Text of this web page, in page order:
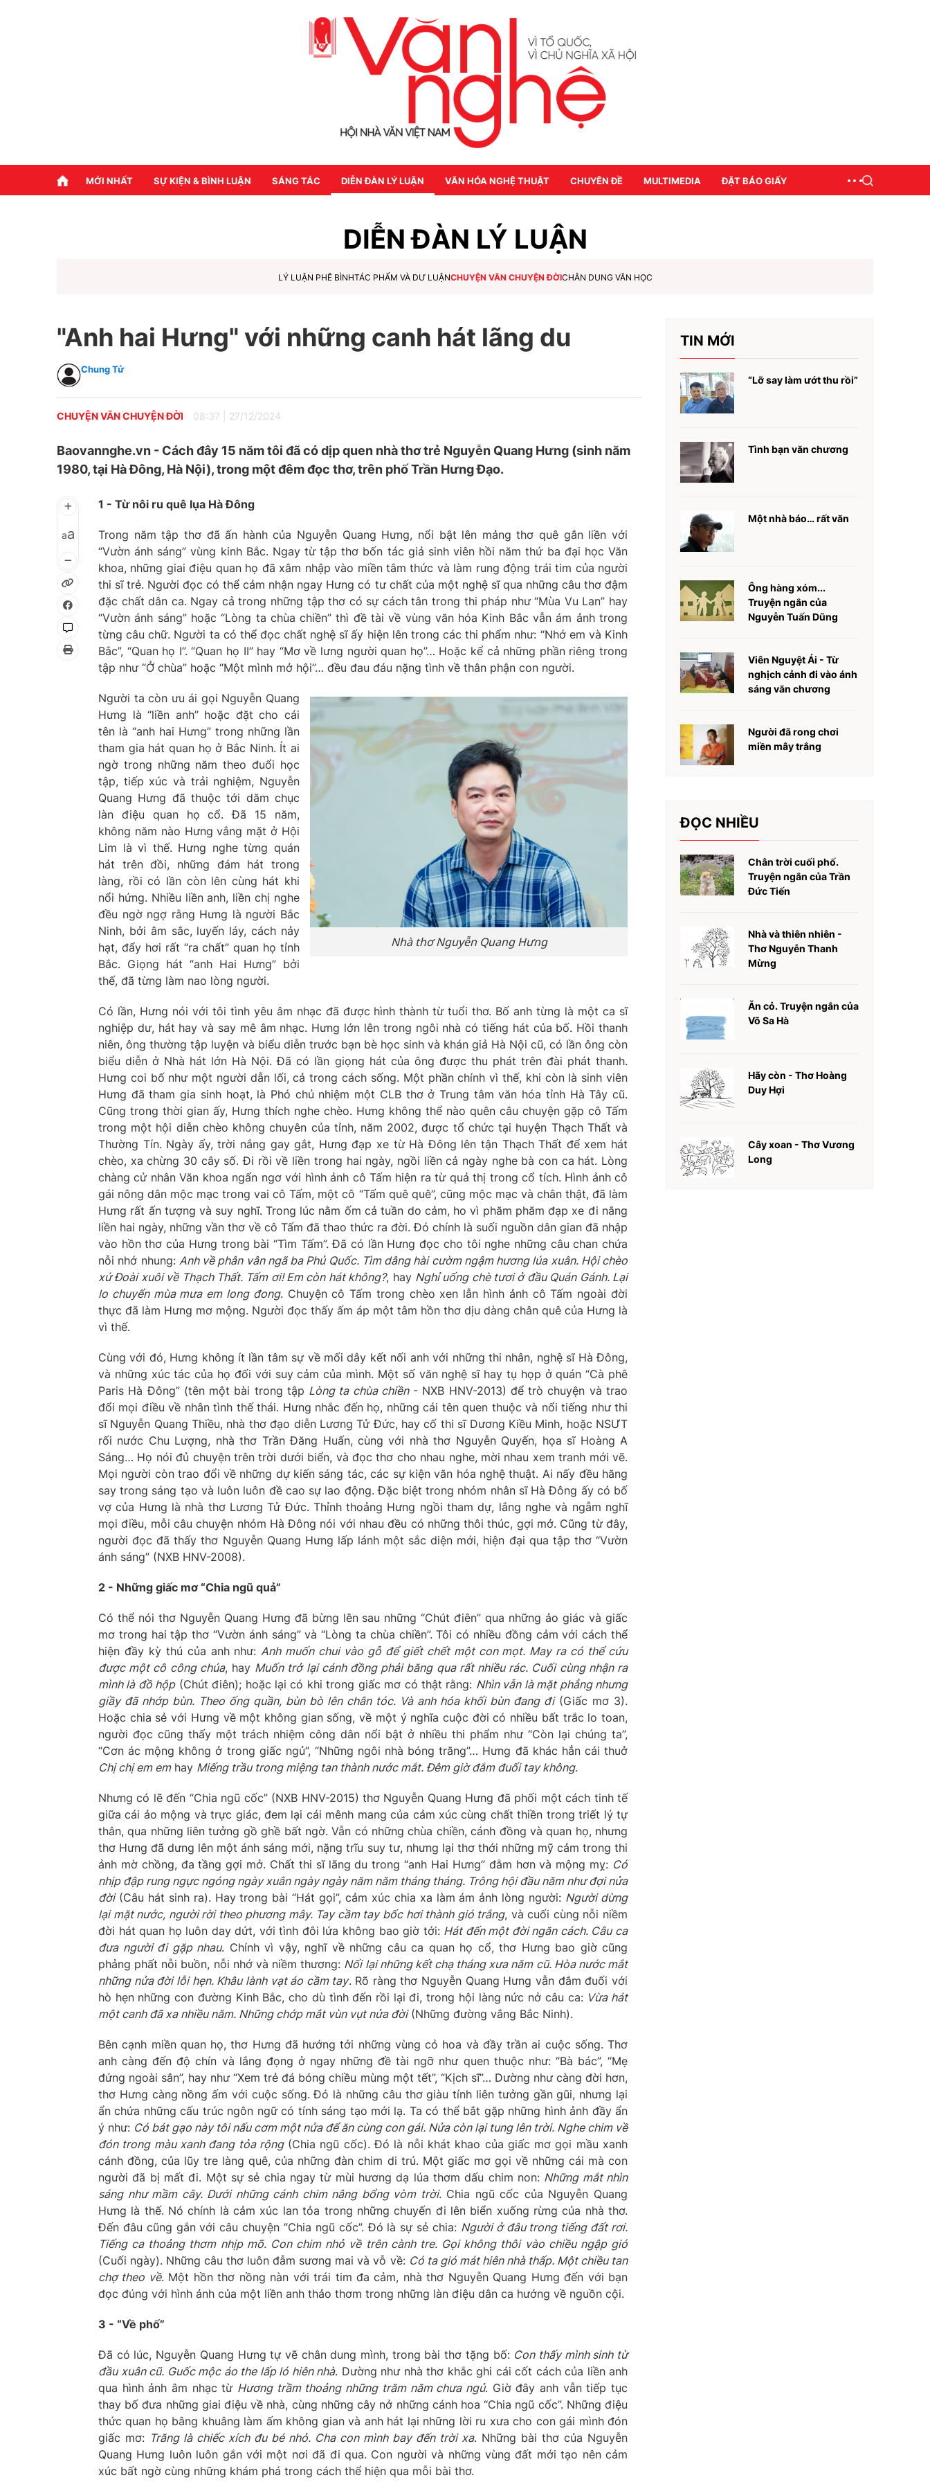
MỚI NHẤT SỰ KIỆN & BÌNH LUẬN SÁNG TÁC DIỄN ĐÀN LÝ LUẬN VĂN HÓA NGHỆ THUẬT CHUYÊN ĐỀ MULTIMEDIA ĐẶT BÁO GIẤY
DIỄN ĐÀN LÝ LUẬN
LÝ LUẬN PHÊ BÌNHTÁC PHẨM VÀ DƯ LUẬNCHUYỆN VĂN CHUYỆN ĐỜICHÂN DUNG VĂN HỌC
"Anh hai Hưng" với những canh hát lãng du
Chung Tử
CHUYỆN VĂN CHUYỆN ĐỜI 08:37 27/12/2024
Baovannghe.vn - Cách đây 15 năm tôi đã có dịp quen nhà thơ trẻ Nguyễn Quang Hưng (sinh năm
1980, tại Hà Đông, Hà Nội), trong một đêm đọc thơ, trên phố Trần Hưng Đạo.
aa
1 - Từ nôi ru quê lụa Hà Đông
Trong năm tập thơ đã ấn hành của Nguyễn Quang Hưng, nổi bật lên mảng thơ quê gắn liền với
“Vườn ánh sáng” vùng kinh Bắc. Ngay từ tập thơ bốn tác giả sinh viên hồi năm thứ ba đại học Văn
khoa, những giai điệu quan họ đã xâm nhập vào miền tâm thức và làm rung động trái tim của người
thi sĩ trẻ. Người đọc có thể cảm nhận ngay Hưng có tư chất của một nghệ sĩ qua những câu thơ đậm
đặc chất dân ca. Ngay cả trong những tập thơ có sự cách tân trong thi pháp như “Mùa Vu Lan” hay
“Vườn ánh sáng” hoặc “Lòng ta chùa chiền” thì đề tài về vùng văn hóa Kinh Bắc vẫn ám ảnh trong
từng câu chữ. Người ta có thể đọc chất nghệ sĩ ấy hiện lên trong các thi phẩm như: “Nhớ em và Kinh
Bắc”, “Quan họ I”. “Quan họ II” hay “Mơ về lưng người quan họ”… Hoặc kể cả những phần riêng trong
tập như “Ở chùa” hoặc “Một mình mở hội”… đều đau đáu nặng tình về thân phận con người.
Nhà thơ Nguyễn Quang Hưng
Người ta còn ưu ái gọi Nguyễn Quang
Hưng là “liền anh” hoặc đặt cho cái
tên là “anh hai Hưng” trong những lần
tham gia hát quan họ ở Bắc Ninh. Ít ai
ngờ trong những năm theo đuổi học
tập, tiếp xúc và trải nghiệm, Nguyễn
Quang Hưng đã thuộc tới dăm chục
làn điệu quan họ cổ. Đã 15 năm,
không năm nào Hưng vắng mặt ở Hội
Lim là vì thế. Hưng nghe từng quán
hát trên đồi, những đám hát trong
làng, rồi có lần còn lên cùng hát khi
nổi hứng. Nhiều liền anh, liền chị nghe
đều ngờ ngợ rằng Hưng là người Bắc
Ninh, bởi âm sắc, luyến láy, cách nảy
hạt, đẩy hơi rất “ra chất” quan họ tỉnh
Bắc. Giọng hát “anh Hai Hưng” bởi
thế, đã từng làm nao lòng người.
Có lần, Hưng nói với tôi tình yêu âm nhạc đã được hình thành từ tuổi thơ. Bố anh từng là một ca sĩ
nghiệp dư, hát hay và say mê âm nhạc. Hưng lớn lên trong ngôi nhà có tiếng hát của bố. Hồi thanh
niên, ông thường tập luyện và biểu diễn trước bạn bè học sinh và khán giả Hà Nội cũ, có lần ông còn
biểu diễn ở Nhà hát lớn Hà Nội. Đã có lần giọng hát của ông được thu phát trên đài phát thanh.
Hưng coi bố như một người dẫn lối, cả trong cách sống. Một phần chính vì thế, khi còn là sinh viên
Hưng đã tham gia sinh hoạt, là Phó chủ nhiệm một CLB thơ ở Trung tâm văn hóa tỉnh Hà Tây cũ.
Cũng trong thời gian ấy, Hưng thích nghe chèo. Hưng không thể nào quên câu chuyện gặp cô Tấm
trong một hội diễn chèo không chuyên của tỉnh, năm 2002, được tổ chức tại huyện Thạch Thất và
Thường Tín. Ngày ấy, trời nắng gay gắt, Hưng đạp xe từ Hà Đông lên tận Thạch Thất để xem hát
chèo, xa chừng 30 cây số. Đi rồi về liền trong hai ngày, ngồi liền cả ngày nghe bà con ca hát. Lòng
chàng cử nhân Văn khoa ngẩn ngơ với hình ảnh cô Tấm hiện ra từ quả thị trong cổ tích. Hình ảnh cô
gái nông dân mộc mạc trong vai cô Tấm, một cô “Tấm quê quê”, cũng mộc mạc và chân thật, đã làm
Hưng rất ấn tượng và suy nghĩ. Trong lúc nằm ốm cả tuần do cảm, ho vì phăm phăm đạp xe đi nắng
liền hai ngày, những vần thơ về cô Tấm đã thao thức ra đời. Đó chính là suối nguồn dân gian đã nhập
vào hồn thơ của Hưng trong bài “Tìm Tấm”. Đã có lần Hưng đọc cho tôi nghe những câu chan chứa
nỗi nhớ nhung: Anh về phân vân ngã ba Phủ Quốc. Tìm dâng hài cườm ngậm hương lúa xuân. Hội chèo
xứ Đoài xuôi về Thạch Thất. Tấm ơi! Em còn hát không?, hay Nghỉ uống chè tươi ở đầu Quán Gánh. Lại
lo chuyển mùa mưa em long đong. Chuyện cô Tấm trong chèo xen lẫn hình ảnh cô Tấm ngoài đời
thực đã làm Hưng mơ mộng. Người đọc thấy ấm áp một tâm hồn thơ dịu dàng chân quê của Hưng là
vì thế.
Cùng với đó, Hưng không ít lần tâm sự về mối dây kết nối anh với những thi nhân, nghệ sĩ Hà Đông,
và những xúc tác của họ đối với suy cảm của mình. Một số văn nghệ sĩ hay tụ họp ở quán “Cà phê
Paris Hà Đông” (tên một bài trong tập Lòng ta chùa chiền- NXB HNV-2013) để trò chuyện và trao
đổi mọi điều về nhân tình thế thái. Hưng nhắc đến họ, những cái tên quen thuộc và nổi tiếng như thi
sĩ Nguyễn Quang Thiều, nhà thơ đạo diễn Lương Tử Đức, hay cố thi sĩ Dương Kiều Minh, hoặc NSƯT
rối nước Chu Lượng, nhà thơ Trần Đăng Huấn, cùng với nhà thơ Nguyễn Quyến, họa sĩ Hoàng A
Sáng… Họ nói đủ chuyện trên trời dưới biển, và đọc thơ cho nhau nghe, mời nhau xem tranh mới vẽ.
Mọi người còn trao đổi về những dự kiến sáng tác, các sự kiện văn hóa nghệ thuật. Ai nấy đều hăng
say trong sáng tạo và luôn luôn đề cao sự lao động. Đặc biệt trong nhóm nhân sĩ Hà Đông ấy có bố
vợ của Hưng là nhà thơ Lương Tử Đức. Thỉnh thoảng Hưng ngồi tham dự, lắng nghe và ngẫm nghĩ
mọi điều, mỗi câu chuyện nhóm Hà Đông nói với nhau đều có những thôi thúc, gợi mở. Cũng từ đây,
người đọc đã thấy thơ Nguyễn Quang Hưng lấp lánh một sắc diện mới, hiện đại qua tập thơ “Vườn
ánh sáng” (NXB HNV-2008).
2 - Những giấc mơ “Chia ngũ quả”
Có thể nói thơ Nguyễn Quang Hưng đã bừng lên sau những “Chút điên” qua những ảo giác và giấc
mơ trong hai tập thơ “Vườn ánh sáng” và “Lòng ta chùa chiền”. Tôi có nhiều đồng cảm với cách thể
hiện đầy kỳ thú của anh như:Anh muốn chui vào gỗ để giết chết một con mọt. May ra có thể cứu
được một cô công chúa, hay Muốn trở lại cánh đồng phải băng qua rất nhiều rác. Cuối cùng nhận ra
mình là đồ hộp(Chút điên); hoặc lại có khi trong giấc mơ có thật rằng: Nhìn vẫn là mặt phẳng nhưng
giầy đã nhớp bùn. Theo ống quần, bùn bò lên chân tóc. Và anh hóa khối bùn đang đi(Giấc mơ 3).
Hoặc chia sẻ với Hưng về một không gian sống, về một ý nghĩa cuộc đời có nhiều bất trắc lo toan,
người đọc cũng thấy một trách nhiệm công dân nổi bật ở nhiều thi phẩm như “Còn lại chúng ta”,
“Cơn ác mộng không ở trong giấc ngủ”, “Những ngôi nhà bóng trăng”… Hưng đã khác hẳn cái thuở
Chị chị em emhay Miếng trầu trong miệng tan thành nước mắt. Đêm giờ đắm đuối tay không.
Nhưng có lẽ đến “Chia ngũ cốc” (NXB HNV-2015) thơ Nguyễn Quang Hưng đã phối một cách tinh tế
giữa cái ảo mộng và trực giác, đem lại cái mênh mang của cảm xúc cùng chất thiền trong triết lý tự
thân, qua những liên tưởng gồ ghề bất ngờ. Vẫn có những chùa chiền, cánh đồng và quan họ, nhưng
thơ Hưng đã dưng lên một ánh sáng mới, nặng trĩu suy tư, nhưng lại thơ thới những mỹ cảm trong thi
ảnh mờ chồng, đa tầng gợi mở. Chất thi sĩ lãng du trong “anh Hai Hưng” đằm hơn và mộng mỵ: Có
nhịp đập rung ngực ngóng ngày xuân ngày ngày năm năm tháng tháng. Trông hội đầu năm như đợi nửa
đời(Câu hát sinh ra). Hay trong bài “Hát gọi”, cảm xúc chia xa làm ám ảnh lòng người: Người dừng
lại mặt nước, người rời theo phương mây. Tay cầm tay bốc hơi thành gió trắng, và cuối cùng nỗi niềm
đời hát quan họ luôn day dứt, với tình đôi lứa không bao giờ tới: Hát đến một đời ngăn cách. Câu ca
đưa người đi gặp nhau. Chính vì vậy, nghĩ về những câu ca quan họ cổ, thơ Hưng bao giờ cũng
phảng phất nỗi buồn, nỗi nhớ và niềm thương: Nối lại những kết chạ tháng xưa năm cũ. Hòa nước mắt
những nửa đời lỗi hẹn. Khâu lành vạt áo cầm tay. Rõ ràng thơ Nguyễn Quang Hưng vẫn đắm đuối với
hò hẹn những con đường Kinh Bắc, cho dù tình đến rồi lại đi, trong hội làng nức nở câu ca: Vừa hát
một canh đã xa nhiều năm. Những chớp mắt vùn vụt nửa đời(Những đường vắng Bắc Ninh).
Bên cạnh miền quan họ, thơ Hưng đã hướng tới những vùng cỏ hoa và đầy trần ai cuộc sống. Thơ
anh càng đến độ chín và lắng đọng ở ngay những đề tài ngỡ như quen thuộc như: “Bà bác”, “Mẹ
đứng ngoài sân”, hay như “Xem trẻ đá bóng chiều mùng một tết”, “Kịch sĩ”… Dường như càng đời hơn,
thơ Hưng càng nồng ấm với cuộc sống. Đó là những câu thơ giàu tính liên tưởng gần gũi, nhưng lại
ẩn chứa những cấu trúc ngôn ngữ có tính sáng tạo mới lạ. Ta có thể bắt gặp những hình ảnh đầy ẩn
ý như: Có bát gạo này tôi nấu cơm một nửa để ăn cùng con gái. Nửa còn lại tung lên trời. Nghe chim về
đón trong màu xanh đang tỏa rộng(Chia ngũ cốc). Đó là nỗi khát khao của giấc mơ gọi mầu xanh
cánh đồng, của lũy tre làng quê, của những đàn chim di trú. Một giấc mơ gọi về những cái mà con
người đã bị mất đi. Một sự sẻ chia ngay từ mùi hương dạ lúa thơm dấu chim non: Những mắt nhìn
sáng như mầm cây. Dưới những cánh chim nâng bổng vòm trời. Chia ngũ cốc của Nguyễn Quang
Hưng là thế. Nó chính là cảm xúc lan tỏa trong những chuyến đi lên biển xuống rừng của nhà thơ.
Đến đâu cũng gắn với câu chuyện “Chia ngũ cốc”. Đó là sự sẻ chia: Người ở đâu trong tiếng đất rơi.
Tiếng ca thoảng thơm nhịp mõ. Con chim nhỏ về trên cành tre. Gọi không thôi vào chiều ngập gió
(Cuối ngày). Những câu thơ luôn đẫm sương mai và vỗ về: Có ta gió mát hiên nhà thấp. Một chiều tan
chợ theo về. Một hồn thơ nồng nàn với trái tim đa cảm, nhà thơ Nguyễn Quang Hưng đến với bạn
đọc đúng với hình ảnh của một liền anh thảo thơm trong những làn điệu dân ca hướng về nguồn cội.
3 - “Về phố”
Đã có lúc, Nguyễn Quang Hưng tự vẽ chân dung mình, trong bài thơ tặng bố: Con thấy mình sinh từ
đầu xuân cũ. Guốc mộc áo the lấp ló hiên nhà. Dường như nhà thơ khắc ghi cái cốt cách của liền anh
qua hình ảnh âm nhạc từ Hương trầm thoảng những trăm năm chưa ngủ. Giờ đây anh vẫn tiếp tục
thay bố đưa những giai điệu về nhà, cùng những cây nở những cánh hoa “Chia ngũ cốc”. Những điệu
thức quan họ bâng khuâng làm ấm không gian và anh hát lại những lời ru xưa cho con gái mình đón
giấc mơ: Trăng là chiếc xích đu bé nhỏ. Cha con mình bay đến trời xa. Những bài thơ của Nguyễn
Quang Hưng luôn luôn gắn với một nơi đã đi qua. Con người và những vùng đất mới tạo nên cảm
xúc bất ngờ cùng những khám phá trong cách thể hiện qua mỗi bài thơ.
TIN MỚI
“Lỡ say làm ướt thu rồi”
Tình bạn văn chương
Một nhà báo… rất văn
Ông hàng xóm...
Truyện ngắn của
Nguyễn Tuấn Dũng
Viên Nguyệt Ái - Từ
nghịch cảnh đi vào ánh
sáng văn chương
Người đã rong chơi
miền mây trắng
ĐỌC NHIỀU
Chân trời cuối phố.
Truyện ngắn của Trần
Đức Tiến
Nhà và thiên nhiên -
Thơ Nguyễn Thanh
Mừng
Ăn cỏ. Truyện ngắn của
Võ Sa Hà
Hãy còn - Thơ Hoàng
Duy Hợi
Cây xoan - Thơ Vương
Long